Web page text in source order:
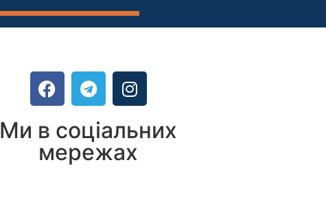
Ми в соціальних
мережах